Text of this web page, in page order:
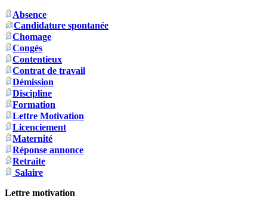
Absence
Candidature spontanée
Chomage
Congés
Contentieux
Contrat de travail
Démission
Discipline
Formation
Lettre Motivation
Licenciement
Maternité
Réponse annonce
Retraite
Salaire
Lettre motivation